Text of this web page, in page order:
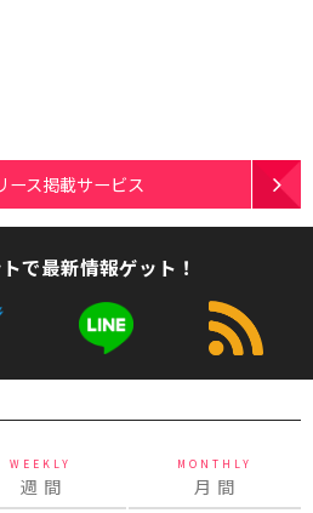
ース掲載サービス
で最新情報ゲット！
WEEKLY
週 間
MONTHLY
月 間